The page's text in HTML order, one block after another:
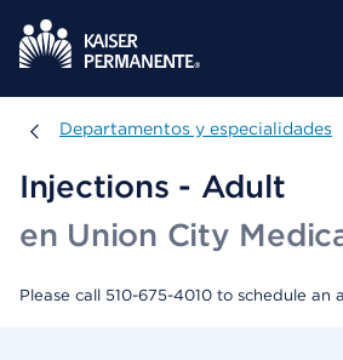
Departamentos y especialidades
Departamentos y especialidades
Injections - Adult
en Union City
Please call 510-675-4010 to schedule an